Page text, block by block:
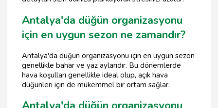
Antalya'da düğün organizasyonu
için en uygun sezon ne zamandır?
Antalya'da düğün organizasyonu için en uygun sezon
genellikle bahar ve yaz aylarıdır. Bu dönemlerde
hava koşulları genellikle ideal olup, açık hava
düğünleri için de mükemmel bir ortam sağlar.